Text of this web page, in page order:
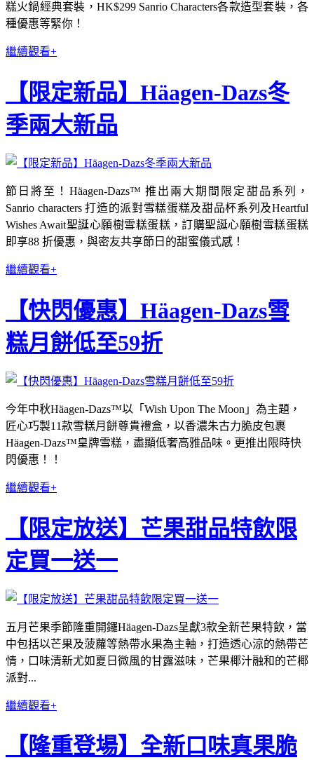
糕火鍋經典套裝，HK$299 Sanrio Characters各款造型套裝，各
種優惠等緊你！
繼續觀看+
【限定新品】Häagen-Dazs冬
季兩大新品
節日將至！Häagen-Dazs™ 推出兩大期間限定甜品系列，
Sanrio characters 打造的派對雪糕蛋糕及甜品杯系列及Heartful
Wishes Await聖誕心願樹雪糕蛋糕，訂購聖誕心願樹雪糕蛋糕
即享88 折優惠，與密友共享節日的甜蜜儀式感！
繼續觀看+
【快閃優惠】Häagen-Dazs雪
糕月餅低至59折
今年中秋Häagen-Dazs™以「Wish Upon The Moon」為主題，
匠心巧製11款雪糕月餅尊貴禮盒，以香濃朱古力脆皮包裹
Häagen-Dazs™皇牌雪糕，盡顯低奢高雅品味。更推出限時快
閃優惠！！
繼續觀看+
【限定放送】芒果甜品特飲限
定買一送一
五月芒果季節隆重開鑼Häagen-Dazs呈獻3款全新芒果特飲，當
中包括以芒果及菠蘿等熱帶水果為主軸，打造透心涼的熱帶芒
情，口味清新尤如夏日微風的甘露滋味，芒果椰汁融和的芒椰
派對...
繼續觀看+
【隆重登場】全新口味真果脆